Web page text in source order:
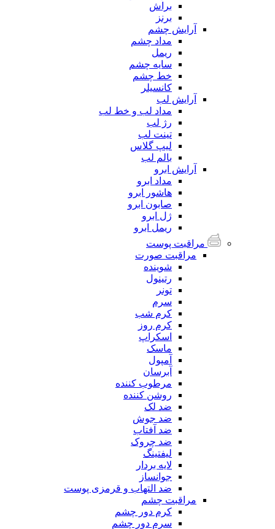
براش
برنز
آرایش چشم
مداد چشم
ریمل
سایه چشم
خط چشم
کانسیلر
آرایش لب
مداد لب و خط لب
رژ لب
تینت لب
لیپ گلاس
بالم لب
آرایش ابرو
مداد ابرو
هاشور ابرو
صابون ابرو
ژل ابرو
ریمل ابرو
مراقبت پوست
مراقبت صورت
شوینده
رتینول
تونر
سرم
کرم شب
کرم روز
اسکراپ
ماسک
آمپول
آبرسان
مرطوب کننده
روشن کننده
ضد لک
ضد جوش
ضد آفتاب
ضد چروک
لیفتینگ
لایه بردار
جوانساز
ضد التهاب و قرمزی پوست
مراقبت چشم
کرم دور چشم
سرم دور چشم